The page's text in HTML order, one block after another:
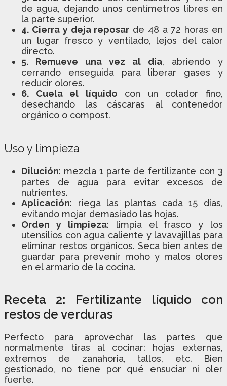
de agua, dejando unos centímetros libres en
la parte superior.
4. Cierra y deja reposar de 48 a 72 horas en
un lugar fresco y ventilado, lejos del calor
directo.
5. Remueve una vez al día, abriendo y
cerrando enseguida para liberar gases y
reducir olores.
6. Cuela el líquido con un colador fino,
desechando las cáscaras al contenedor
orgánico o compost.
Uso y limpieza
Dilución: mezcla 1 parte de fertilizante con 3
partes de agua para evitar excesos de
nutrientes.
Aplicación: riega las plantas cada 15 días,
evitando mojar demasiado las hojas.
Orden y limpieza: limpia el frasco y los
utensilios con agua caliente y lavavajillas para
eliminar restos orgánicos. Seca bien antes de
guardar para prevenir moho y malos olores
en el armario de la cocina.
Receta 2: Fertilizante líquido con
restos de verduras
Perfecto para aprovechar las partes que
normalmente tiras al cocinar: hojas externas,
extremos de zanahoria, tallos, etc. Bien
gestionado, no tiene por qué ensuciar ni oler
fuerte.